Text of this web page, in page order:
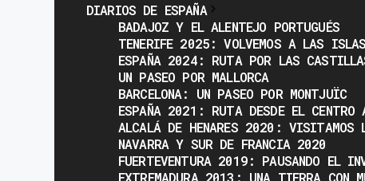
DIARIOS DE ESPAÑA
BADAJOZ Y EL ALENTEJO PORTUGUÉS
TENERIFE 2025: VOLVEMOS A LAS ISLAS
ESPAÑA 2024: RUTA POR LAS
UN PASEO POR MALLORCA
BARCELONA: UN PASEO POR MONTJUÏC
ESPAÑA 2021: RUTA DESDE EL CENTRO
ALCALÁ DE HENARES 2020: VISITAMOS
NAVARRA Y SUR DE FRANCIA 2020
FUERTEVENTURA 2019: PAUSANDO EL
EXTREMADURA 2013: UNA TIERRA CON